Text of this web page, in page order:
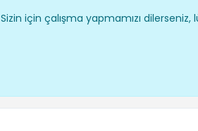
için çalışma yapmamızı